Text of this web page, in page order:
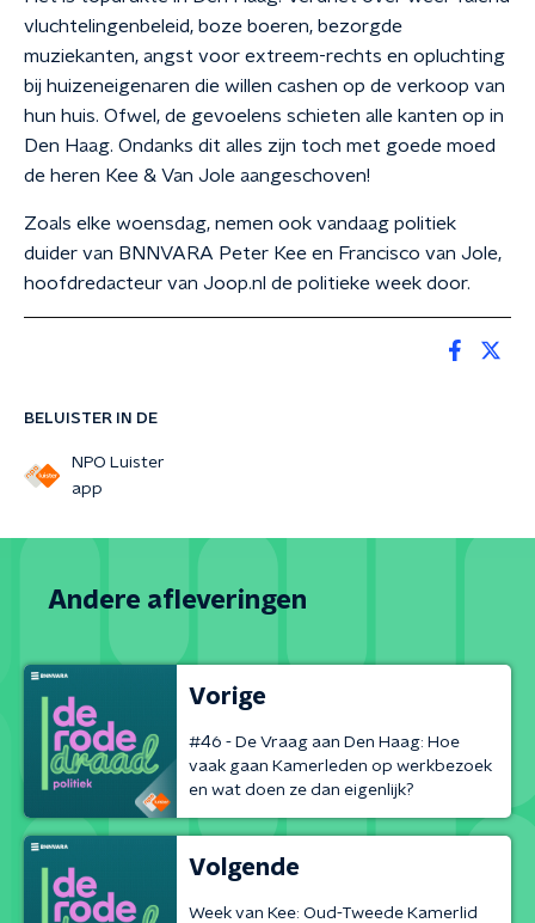
BELUISTER IN DE
NPO Luister
app
vluchtelingenbeleid, boze boeren, bezorgde
muziekanten, angst voor extreem-rechts en opluchting
bij huizeneigenaren die willen cashen op de verkoop van
hun huis. Ofwel, de gevoelens schieten alle kanten op in
Den Haag. Ondanks dit alles zijn toch met goede moed
de heren Kee & Van Jole aangeschoven!
Zoals elke woensdag, nemen ook vandaag politiek
duider van BNNVARA Peter Kee en Francisco van Jole,
hoofdredacteur van Joop.nl de politieke week door.
Andere afleveringen
Vorige
#46 - De Vraag aan Den Haag: Hoe
vaak gaan Kamerleden op werkbezoek
en wat doen ze dan eigenlijk?
Volgende
Week van Kee: Oud-Tweede Kamerlid